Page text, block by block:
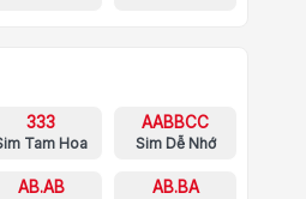
333
Tam Hoa
AABBCC
Sim Dễ Nhớ
AB.AB AB.BA